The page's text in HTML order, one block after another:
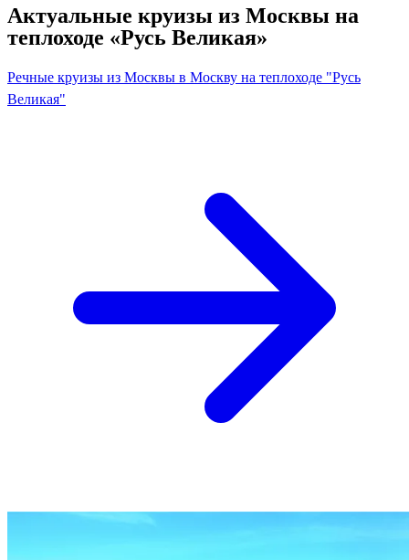
Актуальные круизы из Москвы на
теплоходе «Русь Великая»
Речные круизы из Москвы в Москву на теплоходе "Русь
Великая"